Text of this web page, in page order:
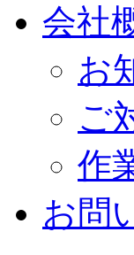
会社
お
ご
作
お問